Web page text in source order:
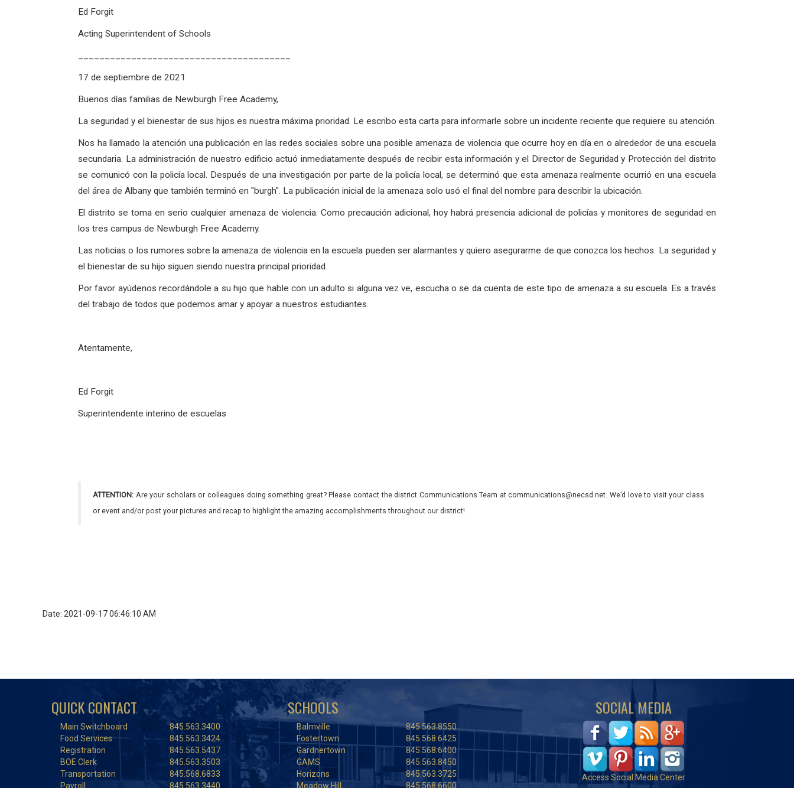
Ed Forgit
Acting Superintendent of Schools
17 de septiembre de 2021
Buenos días familias de Newburgh Free Academy,
La seguridad y el bienestar de sus hijos es nuestra máxima prioridad. Le escribo esta carta para informarle sobre un incidente reciente que requiere su atención.
Nos ha llamado la atención una publicación en las redes sociales sobre una posible amenaza de violencia que ocurre hoy en día en o alrededor de una escuela
secundaria. La administración de nuestro edificio actuó inmediatamente después de recibir esta información y el Director de Seguridad y Protección del distrito
se comunicó con la policía local. Después de una investigación por parte de la policía local, se determinó que esta amenaza realmente ocurrió en una escuela
del área de Albany que también terminó en "burgh". La publicación inicial de la amenaza solo usó el final del nombre para describir la ubicación.
El distrito se toma en serio cualquier amenaza de violencia. Como precaución adicional, hoy habrá presencia adicional de policías y monitores de seguridad en
los tres campus de Newburgh Free Academy.
Las noticias o los rumores sobre la amenaza de violencia en la escuela pueden ser alarmantes y quiero asegurarme de que conozca los hechos. La seguridad y
el bienestar de su hijo siguen siendo nuestra principal prioridad.
Por favor ayúdenos recordándole a su hijo que hable con un adulto si alguna vez ve, escucha o se da cuenta de este tipo de amenaza a su escuela. Es a través
del trabajo de todos que podemos amar y apoyar a nuestros estudiantes.
Atentamente,
Ed Forgit
Superintendente interino de escuelas
ATTENTION: Are your scholars or colleagues doing something great? Please contact the district Communications Team at communications@necsd.net. We’d love to visit your class
or event and/or post your pictures and recap to highlight the amazing accomplishments throughout our district!
Date: 2021-09-17 06:46:10 AM
QUICK CONTACT
Main Switchboard
845.563.3400
Food Services
845.563.3424
Registration
845.563.5437
BOE Clerk
845.563.3503
Transportation
845.568.6833
Payroll
845.563.3440
SCHOOLS
Balmville
845.563.8550
Fostertown
845.568.6425
Gardnertown
845.568.6400
GAMS
845.563.8450
Horizons
845.563.3725
Meadow Hill
845.568.6600
SOCIAL MEDIA
Access Social Media Center